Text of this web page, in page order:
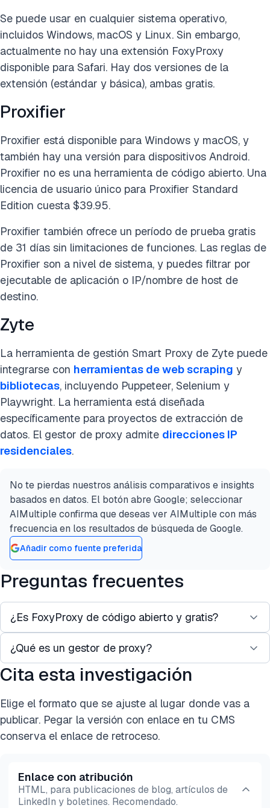
Se puede usar en cualquier sistema operativo,
incluidos Windows, macOS y Linux. Sin embargo,
actualmente no hay una extensión FoxyProxy
disponible para Safari. Hay dos versiones de la
extensión (estándar y básica), ambas gratis.
Proxifier
Proxifier está disponible para Windows y macOS, y
también hay una versión para dispositivos Android.
Proxifier no es una herramienta de código abierto. Una
licencia de usuario único para Proxifier Standard
Edition cuesta $39.95.
Proxifier también ofrece un período de prueba gratis
de 31 días sin limitaciones de funciones. Las reglas de
Proxifier son a nivel de sistema, y puedes filtrar por
ejecutable de aplicación o IP/nombre de host de
destino.
Zyte
La herramienta de gestión Smart Proxy de Zyte puede
integrarse con herramientas de web scraping y
bibliotecas, incluyendo Puppeteer, Selenium y
Playwright. La herramienta está diseñada
específicamente para proyectos de extracción de
datos. El gestor de proxy admite direcciones IP
residenciales.
No te pierdas nuestros análisis comparativos e insights
basados en datos. El botón abre Google; seleccionar
AIMultiple confirma que deseas ver AIMultiple con más
frecuencia en los resultados de búsqueda de Google.
Añadir como fuente preferida
Preguntas frecuentes
¿Es FoxyProxy de código abierto y gratis?
Sí, FoxyProxy es completamente de código abierto
y gratis tanto para Chrome como para Firefox.
Sigue siendo una de las herramientas más
transparentes para usuarios preocupados por la
privacidad.
¿Qué es un gestor de proxy?
Un gestor de proxy es un software diseñado para
controlar, gestionar y monitorizar proxy. Permite a
los usuarios aplicar configuraciones
personalizadas e integrarse con otros sistemas a
Cita esta investigación
Elige el formato que se ajuste al lugar donde vas a
publicar. Pegar la versión con enlace en tu CMS
conserva el enlace de retroceso.
Enlace con atribución
HTML, para publicaciones de blog, artículos de
LinkedIn y boletines. Recomendado.